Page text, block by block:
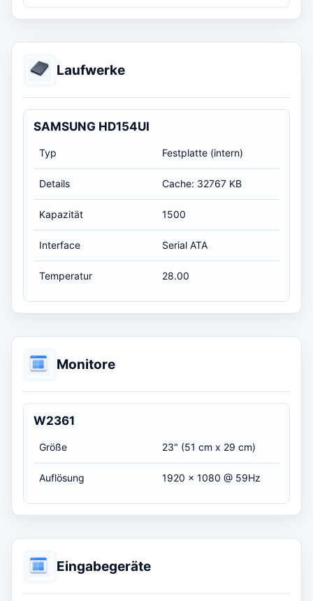
Laufwerke
SAMSUNG HD154UI
Typ Festplatte (intern)
Details Cache: 32767 KB
Kapazität 1500
Interface Serial ATA
Temperatur 28.00
Monitore
W2361
Größe 23" (51 cm x 29 cm)
Auflösung 1920 x 1080 @ 59Hz
Eingabegeräte